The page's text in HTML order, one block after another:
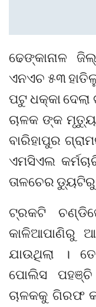
ଢେଙ୍କାନାଳ
ଏନଏଚ ୫୩
ପଟୁ ଧକ୍କା
ଚାଳକ ଙ୍କ
ବାରିହାପୁର
ଏମସିଏଲ
ତାଳଚେର
ଟ୍ରକଟି
କାଳିଆପାଣିରୁ
ଯାଉଥିଲା ।
ପୋଲିସ
ଚାଳକକୁ ଗିରଫ